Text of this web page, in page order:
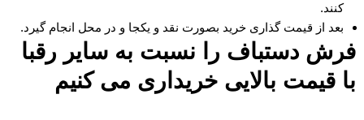
کنند.
بعد از قیمت گذاری خرید بصورت نقد و یکجا و در محل انجام گیرد.
فرش دستباف را نسبت به سایر رقبا
با قیمت بالایی خریداری می کنیم